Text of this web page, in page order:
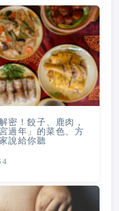
密！餃子、鹿肉，
過年」的菜色、方
說給你聽